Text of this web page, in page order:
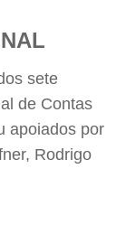
sete
de Contas
apoiados por
Rodrigo